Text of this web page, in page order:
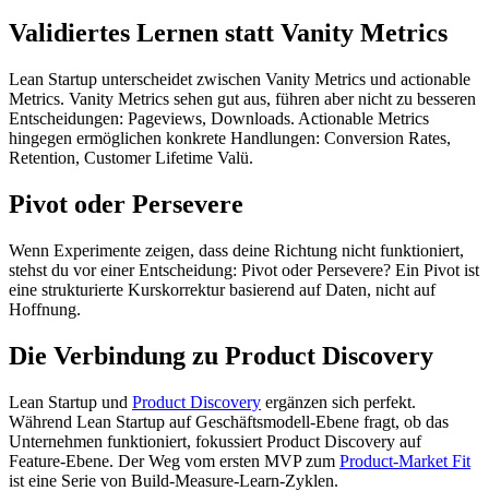
Validiertes Lernen statt Vanity Metrics
Lean Startup unterscheidet zwischen Vanity Metrics und actionable
Metrics. Vanity Metrics sehen gut aus, führen aber nicht zu besseren
Entscheidungen: Pageviews, Downloads. Actionable Metrics
hingegen ermöglichen konkrete Handlungen: Conversion Rates,
Retention, Customer Lifetime Valü.
Pivot oder Persevere
Wenn Experimente zeigen, dass deine Richtung nicht funktioniert,
stehst du vor einer Entscheidung: Pivot oder Persevere? Ein Pivot ist
eine strukturierte Kurskorrektur basierend auf Daten, nicht auf
Hoffnung.
Die Verbindung zu Product Discovery
Lean Startup und Product Discovery ergänzen sich perfekt.
Während Lean Startup auf Geschäftsmodell-Ebene fragt, ob das
Unternehmen funktioniert, fokussiert Product Discovery auf
Feature-Ebene. Der Weg vom ersten MVP zum Product-Market Fit
ist eine Serie von Build-Measure-Learn-Zyklen.